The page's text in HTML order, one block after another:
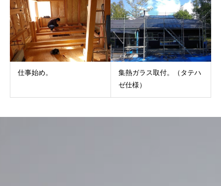
仕事始め。
集熱ガラス取付。（タテハ
ゼ仕様）